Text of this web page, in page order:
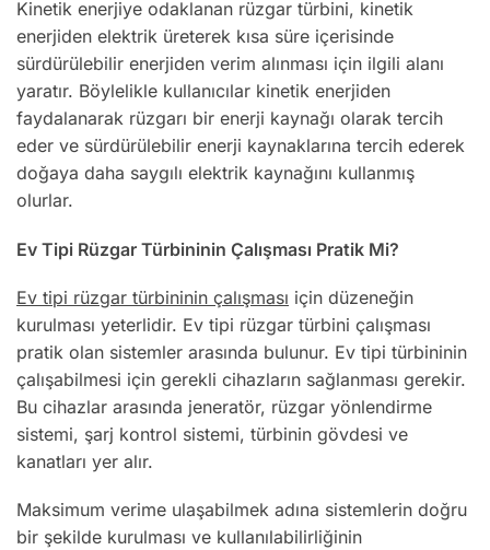
Kinetik enerjiye odaklanan rüzgar türbini, kinetik
enerjiden elektrik üreterek kısa süre içerisinde
sürdürülebilir enerjiden verim alınması için ilgili alanı
yaratır. Böylelikle kullanıcılar kinetik enerjiden
faydalanarak rüzgarı bir enerji kaynağı olarak tercih
eder ve sürdürülebilir enerji kaynaklarına tercih ederek
doğaya daha saygılı elektrik kaynağını kullanmış
olurlar.
Ev Tipi Rüzgar Türbininin Çalışması Pratik Mi?
Ev tipi rüzgar türbininin çalışması için düzeneğin
kurulması yeterlidir. Ev tipi rüzgar türbini çalışması
pratik olan sistemler arasında bulunur. Ev tipi türbininin
çalışabilmesi için gerekli cihazların sağlanması gerekir.
Bu cihazlar arasında jeneratör, rüzgar yönlendirme
sistemi, şarj kontrol sistemi, türbinin gövdesi ve
kanatları yer alır.
Maksimum verime ulaşabilmek adına sistemlerin doğru
bir şekilde kurulması ve kullanılabilirliğinin